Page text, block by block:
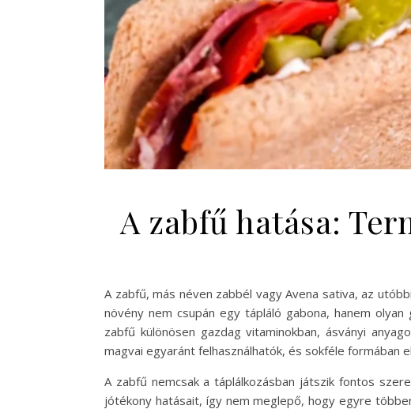
A zabfű hatása:
A zabfű, más néven zabbél vagy Avena sativa, az
növény nem csupán egy tápláló gabona, hanem
zabfű különösen gazdag vitaminokban, ásványi
magvai egyaránt felhasználhatók, és sokféle formában
A zabfű nemcsak a táplálkozásban játszik fontos
jótékony hatásait, így nem meglepő, hogy egyre